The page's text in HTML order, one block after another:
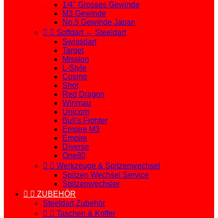
1/4" Grosses Gewinde
M3 Gewinde
No.5 Gewinde Japan
  Softdart → Steeldart
Swissdart
Target
Mission
L-Style
Cosmo
Shot
Red Dragon
Winmau
Unicorn
Bull's Fighter
Empire M3
Empire
Diverse
One80
  Werkzeuge & Spitzenwechsel
Spitzen Wechsel Service
Spitzenwechsler
  ZUBEHÖR
Steeldart Zubehör
  Taschen & Koffer